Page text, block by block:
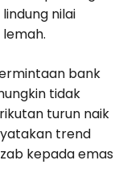
nilai
bank
tidak
turun naik
trend
kepada emas